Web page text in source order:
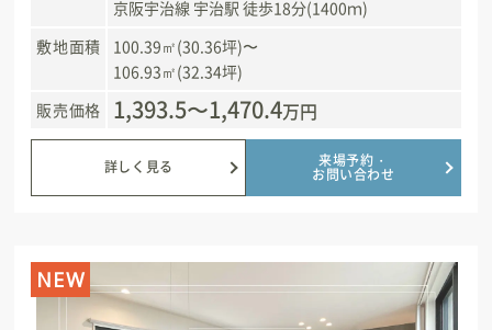
京阪宇治線 宇治駅 徒歩18分(1400ｍ)
敷地面積
100.39㎡(30.36坪)〜
106.93㎡(32.34坪)
販売価格
1,393.5〜1,470.4万円
詳しく見る 来場予約・
お問い合わせ
NEW